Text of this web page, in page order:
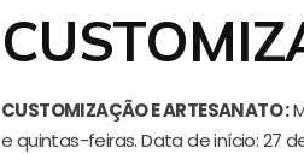
CUSTOMIZAÇÃO E ARTESANATO :
e quintas-feiras. Data de início: 27